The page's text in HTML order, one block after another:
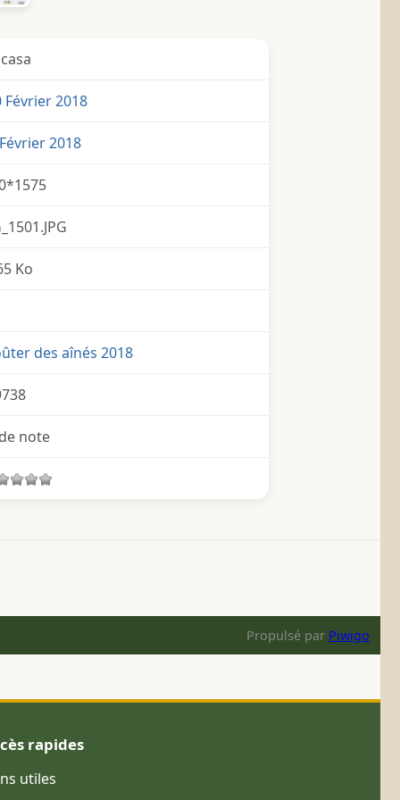
Février 2018
2018
Ko
des aînés 2018
note
Propulsé par Piwigo
rapides
utiles